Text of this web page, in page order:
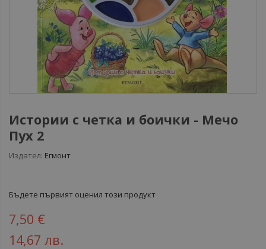
Истории с четка и боички - Мечо
Пух 2
Издател: Егмонт
Бъдете първият оценил този продукт
7,50 €
14,67 лв.